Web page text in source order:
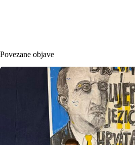
Povezane objave